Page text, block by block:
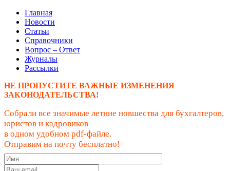
Главная
Новости
Статьи
Справочники
Вопрос – Ответ
Журналы
Рассылки
НЕ ПРОПУСТИТЕ ВАЖНЫЕ ИЗМЕНЕНИЯ
ЗАКОНОДАТЕЛЬСТВА!
Собрали все значимые летние новшества для бухгалтеров,
юристов и кадровиков
в одном удобном pdf-файле.
Отправим на почту бесплатно!